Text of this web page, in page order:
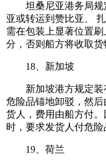
坦桑尼亚港务局规
亚或转运到赞比亚、
需在包装上显著位置
分，否则船方将收取货
18、新加坡
新加坡港方规定装
危险品锚地卸驳，然
货人，费用由船方付
时，要求发货人付危险
19、荷兰